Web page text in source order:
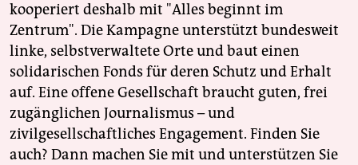
kooperiert deshalb mit "Alles beginnt im
Zentrum". Die Kampagne unterstützt bundesweit
linke, selbstverwaltete Orte und baut einen
solidarischen Fonds für deren Schutz und Erhalt
auf. Eine offene Gesellschaft braucht guten, frei
zugänglichen Journalismus – und
zivilgesellschaftliches Engagement. Finden Sie
auch? Dann machen Sie mit und unterstützen Sie